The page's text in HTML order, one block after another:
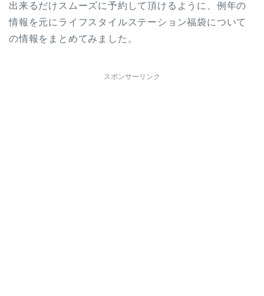
出来るだけスムーズに予約して頂けるように、例年の
情報を元にライフスタイルステーション福袋について
の情報をまとめてみました。
スポンサーリンク